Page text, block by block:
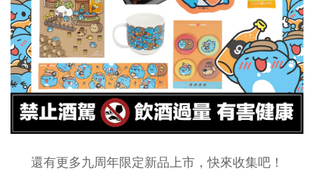
還有更多九周年限定新品上市，快來收集吧！